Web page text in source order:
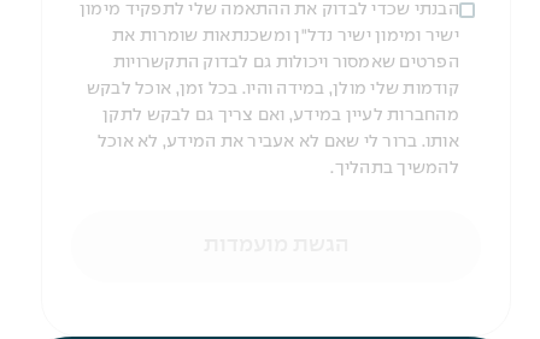
הבנתי שכדי לבדוק את ההתאמה שלי לתפקיד מימון
ישיר ומימון ישיר נדל"ן ומשכנתאות שומרות את
הפרטים שאמסור ויכולות גם לבדוק התקשרויות
קודמות שלי מולן, במידה והיו. בכל זמן, אוכל לבקש
מהחברות לעיין במידע, ואם צריך גם לבקש לתקן
אותו. ברור לי שאם לא אעביר את המידע, לא אוכל
להמשיך בתהליך.